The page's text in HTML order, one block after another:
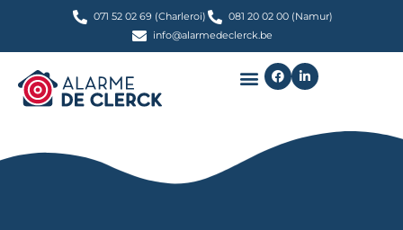
071 52 02 69 (Charleroi)
081 20 02 00 (Namur)
info@alarmedeclerck.be